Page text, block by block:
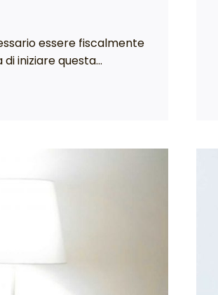
essere fiscalmente
iniziare questa…